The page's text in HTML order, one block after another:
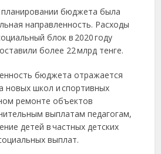
бюджета была
направленность. Расходы
блок в 2020 году
более 22 млрд тенге.
бюджета отражается
новых школ и спортивных
ремонте объектов
выплатам педагогам,
детей в частных детских
выплат.